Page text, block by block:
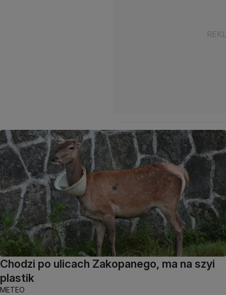
Chodzi po ulicach Zakopanego, ma na szyi
plastik
METEO